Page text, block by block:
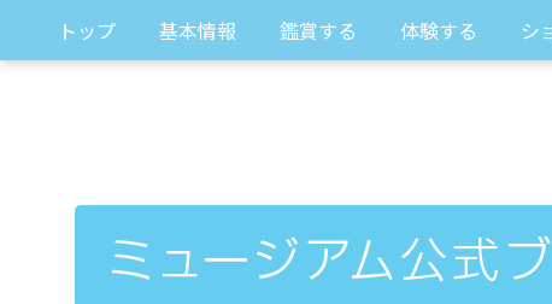
トップ 基本情報 鑑賞する 体験する シ